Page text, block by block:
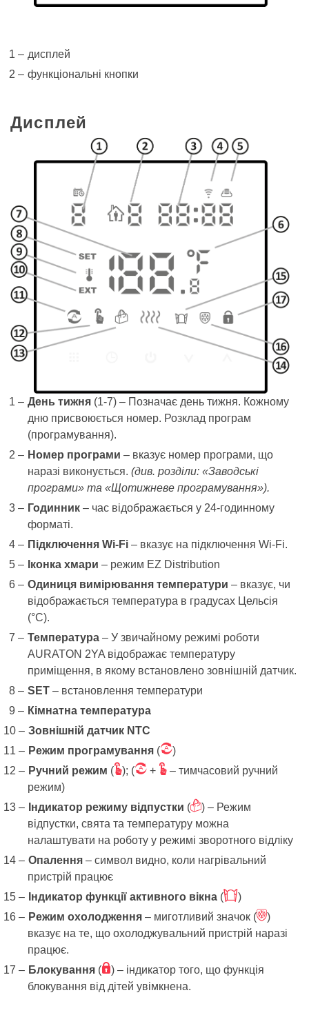
дисплей
функціональні кнопки
Дисплей
День тижня (1-7) – Позначає день тижня. Кожному
дню присвоюється номер. Розклад програм
(програмування).
Номер програми – вказує номер програми, що
наразі виконується. (див. розділи: «Заводські
програми» та «Щотижневе програмування»).
Годинник – час відображається у 24-годинному
форматі.
Підключення Wi-Fi – вказує на підключення Wi-Fi.
Іконка хмари – режим EZ Distribution
Одиниця вимірювання температури – вказує, чи
відображається температура в градусах Цельсія
(°C).
Температура – ​​У звичайному режимі роботи
AURATON 2YA відображає температуру
приміщення, в якому встановлено зовнішній датчик.
SET – встановлення температури
Кімнатна температура
Зовнішній датчик NTC
Режим програмування (Ü)
Ручний режим (Ö); (Ü + Ö – тимчасовий ручний
режим)
Індикатор режиму відпустки (õ) – Режим
відпустки, свята та температуру можна
налаштувати на роботу у режимі зворотного відліку
Опалення – символ видно, коли нагрівальний
пристрій працює
Індикатор функції активного вікна (÷)
Режим охолодження – миготливий значок (â)
вказує на те, що охолоджувальний пристрій наразі
працює.
Блокування (Î) – індикатор того, що функція
блокування від дітей увімкнена.